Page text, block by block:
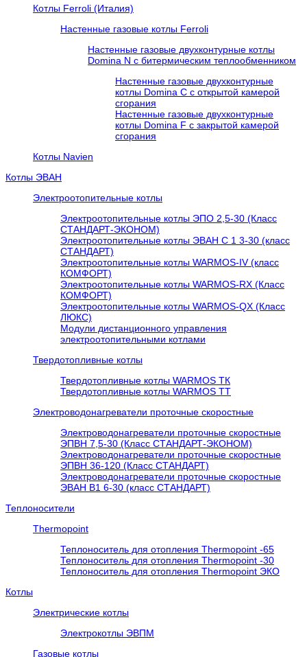
Котлы Ferroli (Италия)
Настенные газовые котлы Ferroli
Настенные газовые двухконтурные котлы
Domina N с битермическим теплообменником
Настенные газовые двухконтурные
котлы Domina C с открытой камерой
сгорания
Настенные газовые двухконтурные
котлы Domina F с закрытой камерой
сгорания
Котлы Navien
Котлы ЭВАН
Электроотопительные котлы
Электроотопительные котлы ЭПО 2,5-30 (Класс
СТАНДАРТ-ЭКОНОМ)
Электроотопительные котлы ЭВАН С 1 3-30 (класс
СТАНДАРТ)
Электроотопительные котлы WARMOS-IV (класс
КОМФОРТ)
Электроотопительные котлы WARMOS-RX (Класс
КОМФОРТ)
Электроотопительные котлы WARMOS-QX (Класс
ЛЮКС)
Модули дистанционного управления
электроотопительными котлами
Твердотопливные котлы
Твердотопливные котлы WARMOS TК
Твердотопливные котлы WARMOS TT
Электроводонагреватели проточные скоростные
Электроводонагреватели проточные скоростные
ЭПВН 7,5-30 (Класс СТАНДАРТ-ЭКОНОМ)
Электроводонагреватели проточные скоростные
ЭПВН 36-120 (Класс СТАНДАРТ)
Электроводонагреватели проточные скоростные
ЭВАН В1 6-30 (класс СТАНДАРТ)
Теплоносители
Thermopoint
Теплоноситель для отопления Thermopoint -65
Теплоноситель для отопления Thermopoint -30
Теплоноситель для отопления Thermopoint ЭКО
Котлы
Электрические котлы
Электрокотлы ЭВПМ
Газовые котлы